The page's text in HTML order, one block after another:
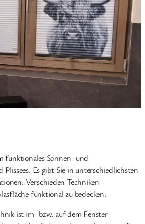
funktionales Sonnen- und
Es gibt Sie in unterschiedlichsten
Verschieden Techniken
funktional zu bedecken.
ist im- bzw. auf dem Fenster